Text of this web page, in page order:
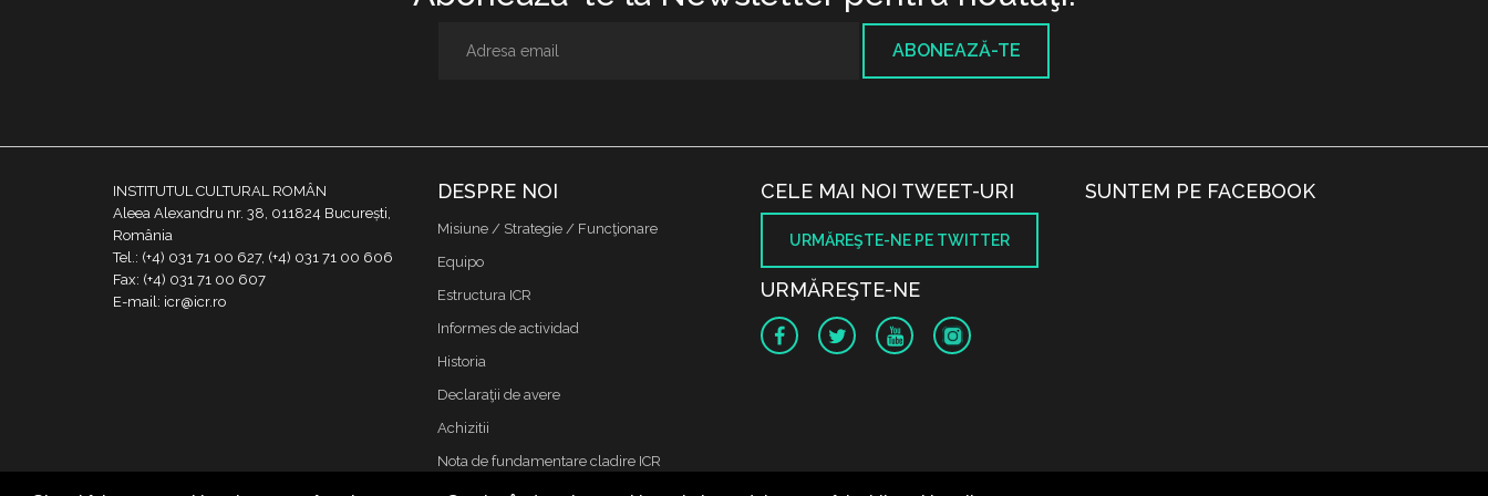
ABONEAZĂ-TE
INSTITUTUL CULTURAL ROMÂN
Aleea Alexandru nr. 38, 011824 București,
România
Tel.: (+4) 031 71 00 627, (+4) 031 71 00 606
Fax: (+4) 031 71 00 607
E-mail: icr@icr.ro
DESPRE NOI
Misiune / Strategie / Funcţionare
Equipo
Estructura ICR
Informes de actividad
Historia
Declaraţii de avere
Achizitii
Nota de fundamentare cladire ICR
CELE MAI NOI TWEET-URI
URMĂREŞTE-NE PE TWITTER
URMĂREŞTE-NE
SUNTEM PE FACEBOOK